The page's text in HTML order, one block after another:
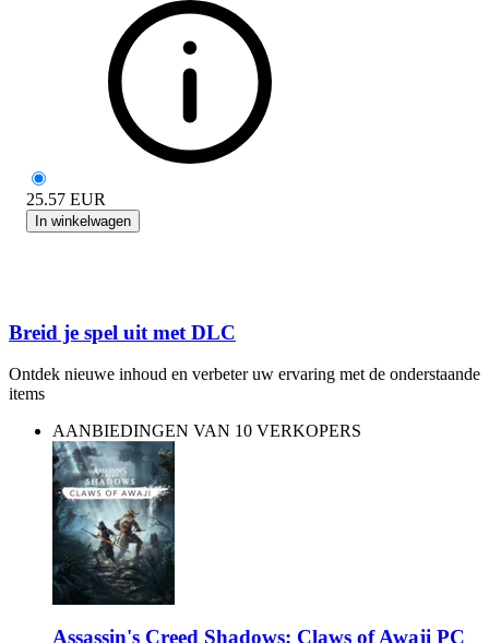
25.57 EUR
In winkelwagen
Breid je spel uit met DLC
Ontdek nieuwe inhoud en verbeter uw ervaring met de onderstaande
items
AANBIEDINGEN VAN 10 VERKOPERS
Assassin's Creed Shadows: Claws of Awaji PC